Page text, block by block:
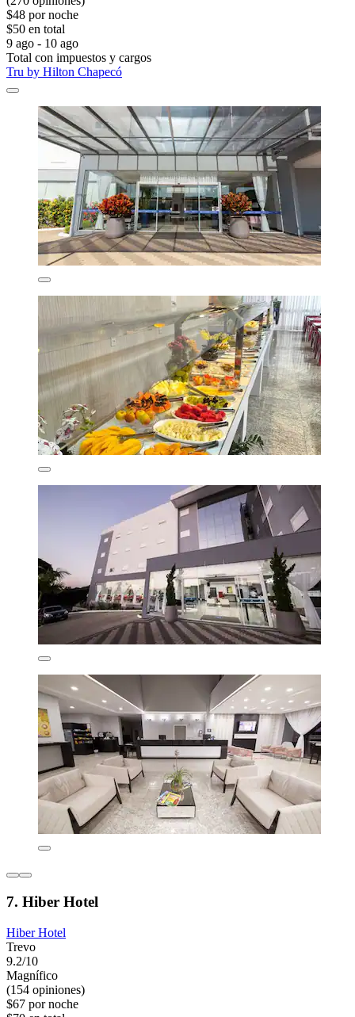
$48 por noche
$50 en total
9 ago - 10 ago
Total con impuestos y cargos
Tru by Hilton Chapecó
7. Hiber Hotel
Hiber Hotel
Trevo
9.2/10
Magnífico
(154 opiniones)
$67 por noche